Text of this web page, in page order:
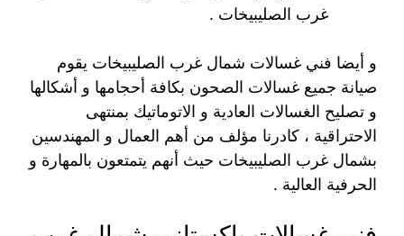
غرب الصليبيخات .
و أيضا فني غسالات شمال غرب الصليبيخات يقوم
صيانة جميع غسالات الصحون بكافة أحجامها و أشكالها
و تصليح الغسالات العادية و الاتوماتيك بمنتهى
الاحتراقية ، كادرنا مؤلف من أهم العمال و المهندسين
بشمال غرب الصليبيخات حيث أنهم يتمتعون بالمهارة و
الحرفية العالية .